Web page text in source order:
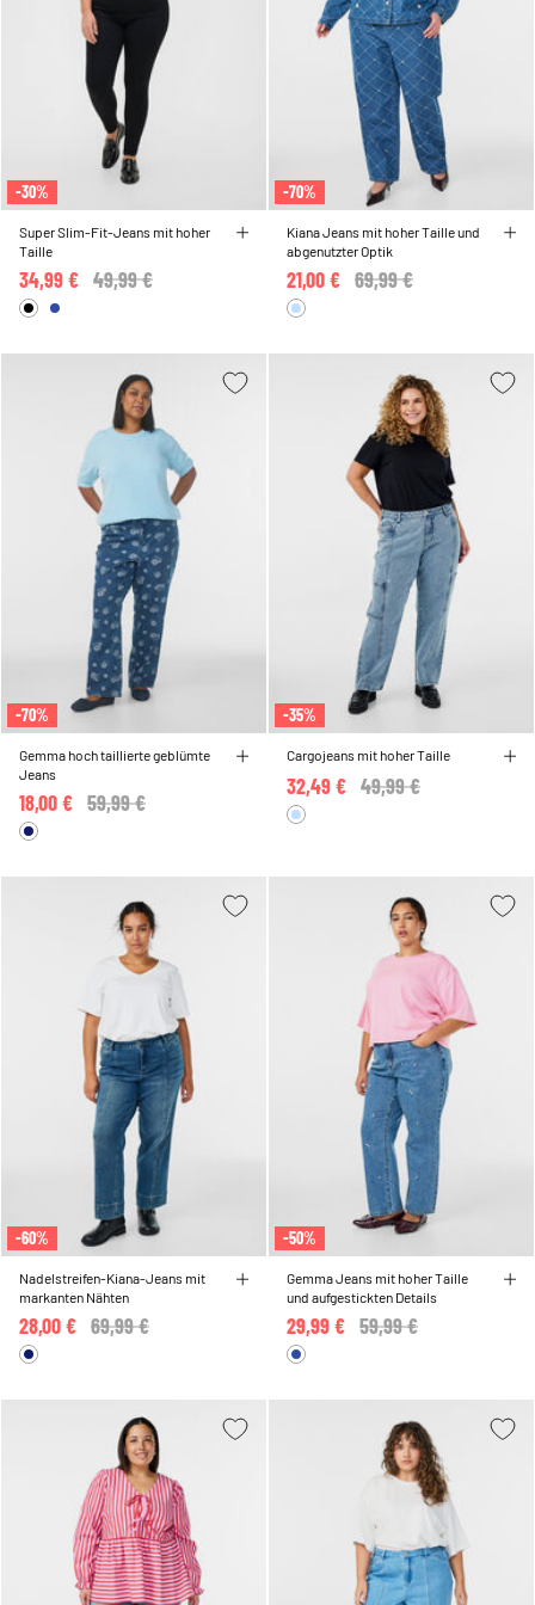
-30%
Super Slim-Fit-Jeans mit hoher
Taille
Price reduced from
49,99 €
34,99 €
-70%
Kiana Jeans mit hoher Taille und
abgenutzter Optik
Price reduced from
69,99 €
21,00 €
-70%
Gemma hoch taillierte geblümte
Jeans
Price reduced from
59,99 €
18,00 €
-35%
Cargojeans mit hoher Taille
Price reduced from
49,99 €
32,49 €
-60%
Nadelstreifen-Kiana-Jeans mit
markanten Nähten
Price reduced from
69,99 €
28,00 €
-50%
Gemma Jeans mit hoher Taille
und aufgestickten Details
Price reduced from
59,99 €
29,99 €